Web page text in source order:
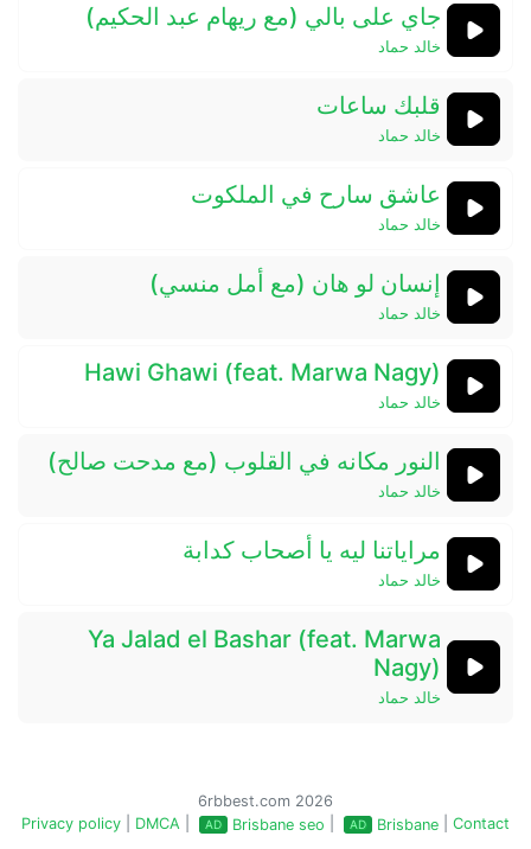
جاي على بالي (مع ريهام عبد الحكيم)
خالد حماد
قلبك ساعات
خالد حماد
عاشق سارح في الملكوت
خالد حماد
إنسان لو هان (مع أمل منسي)
خالد حماد
Hawi Ghawi (feat. Marwa Nagy)
خالد حماد
النور مكانه في القلوب (مع مدحت صالح)
خالد حماد
مراياتنا ليه يا أصحاب كدابة
خالد حماد
Ya Jalad el Bashar (feat. Marwa
Nagy)
خالد حماد
6rbbest.com 2026
Privacy policy
DMCA Brisbane seo Brisbane Contact